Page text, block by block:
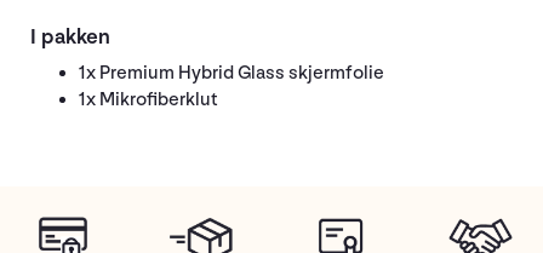
I pakken
1x Premium Hybrid Glass skjermfolie
1x Mikrofiberklut